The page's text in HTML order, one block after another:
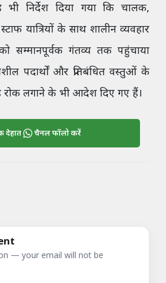
भी निर्देश दिया गया कि चालक,
यात्रियों के साथ शालीन व्यवहार
सम्मानपूर्वक गंतव्य तक पहुंचाया
पदार्थों और प्रतिबंधित वस्तुओं के
रोक लगाने के भी आदेश दिए गए हैं।
देहात चैनल फॉलो करें
— your email will not be